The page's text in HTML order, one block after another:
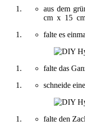
aus dem
cm x 15 cm
falte es
falte das
schneide
falte den